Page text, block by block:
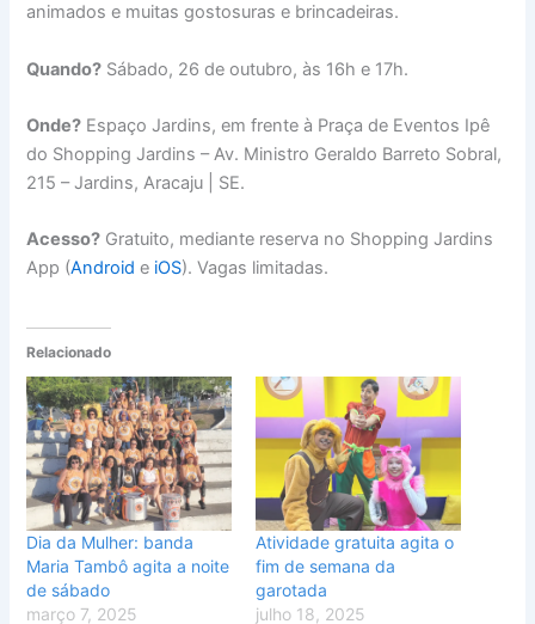
animados e muitas gostosuras e brincadeiras.
Quando? Sábado, 26 de outubro, às 16h e 17h.
Onde? Espaço Jardins, em frente à Praça de Eventos Ipê
do Shopping Jardins – Av. Ministro Geraldo Barreto Sobral,
215 – Jardins, Aracaju | SE.
Acesso? Gratuito, mediante reserva no Shopping Jardins
App (Android e iOS). Vagas limitadas.
Relacionado
Dia da Mulher: banda
Maria Tambô agita a noite
de sábado
março 7, 2025
Atividade gratuita agita o
fim de semana da
garotada
julho 18, 2025